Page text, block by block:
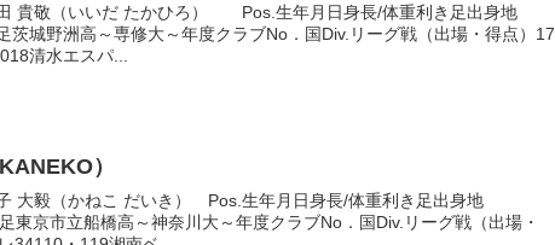
貴敬（いいだ たかひろ） Pos.生年月日身長/体重利き足出身地
茨城野洲高～専修大～年度クラブNo．国Div.リーグ戦（出場・得点）17
清水エスパ...
）
大毅（かねこ だいき） Pos.生年月日身長/体重利き足出身地
東京市立船橋高～神奈川大～年度クラブNo．国Div.リーグ戦（出場・